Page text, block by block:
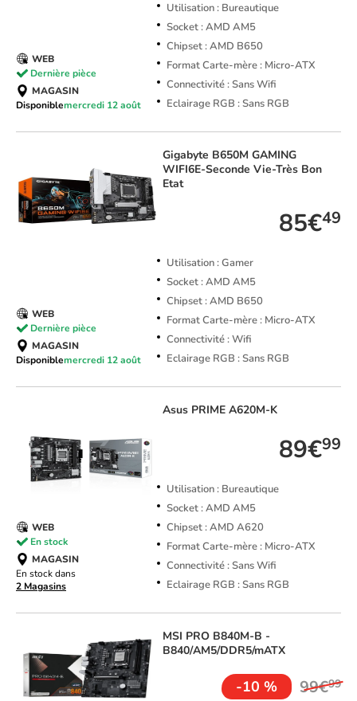
Utilisation : Bureautique
Socket : AMD AM5
Chipset : AMD B650
Format Carte-mère : Micro-ATX
Connectivité : Sans Wifi
Eclairage RGB : Sans RGB
WEB
Dernière pièce
MAGASIN
Disponiblemercredi 12 août
Gigabyte B650M GAMING
WIFI6E-Seconde Vie-Très Bon
Etat
85€49
Utilisation : Gamer
Socket : AMD AM5
Chipset : AMD B650
Format Carte-mère : Micro-ATX
Connectivité : Wifi
Eclairage RGB : Sans RGB
WEB
Dernière pièce
MAGASIN
Disponiblemercredi 12 août
Asus PRIME A620M-K
89€99
Utilisation : Bureautique
Socket : AMD AM5
Chipset : AMD A620
Format Carte-mère : Micro-ATX
Connectivité : Sans Wifi
Eclairage RGB : Sans RGB
WEB
En stock
MAGASIN
En stock dans
2 Magasins
MSI PRO B840M-B -
B840/AM5/DDR5/mATX
-10 % 99€99